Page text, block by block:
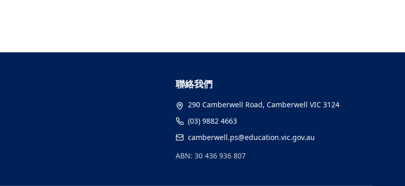
聯絡我們
290 Camberwell Road, Camberwell VIC 3124
(03) 9882 4663
camberwell.ps@education.vic.gov.au
ABN: 30 436 936 807